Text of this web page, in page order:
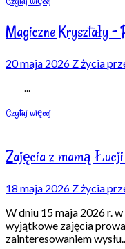
Magiczne Kryształy
20 maja 2026 Z życia
Czytaj więcej
Zajęcia z mamą Łucji
18 maja 2026 Z życia
W dniu 15 maja 2026 r.
wyjątkowe zajęcia
zainteresowaniem wysłu